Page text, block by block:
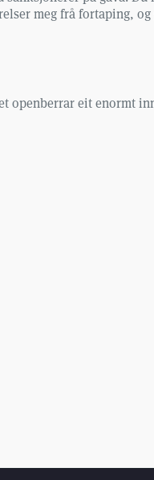
meg frå fortaping,
openberrar eit enormt